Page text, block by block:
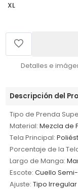
XL
Detalles e
Descripción del
Tipo de Prenda
Material: Mezcla de
Tela Principal:
Porcentaje de la
Largo de Manga:
Escote: Cuello
Ajuste: Tipo Irregular